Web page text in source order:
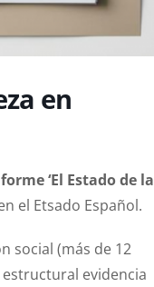
en
‘El Estado de la
el Etsado Español.
social (más de 12
estructural evidencia